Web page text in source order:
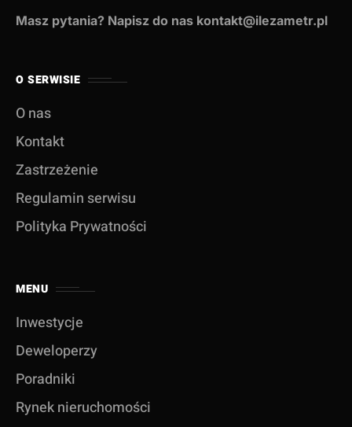
Masz pytania? Napisz do nas kontakt@ilezametr.pl
O SERWISIE
O nas
Kontakt
Zastrzeżenie
Regulamin serwisu
Polityka Prywatności
MENU
Inwestycje
Deweloperzy
Poradniki
Rynek nieruchomości